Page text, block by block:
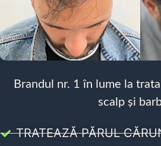
Brandul nr. 1 în lume la
scalp și
TRATEAZĂ PĂRUL